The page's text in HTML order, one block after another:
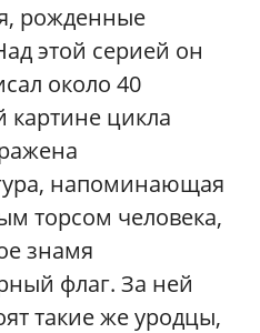
рожденные
этой серией он
около 40
картине цикла
напоминающая
торсом человека,
знамя
флаг. За ней
такие же уродцы,